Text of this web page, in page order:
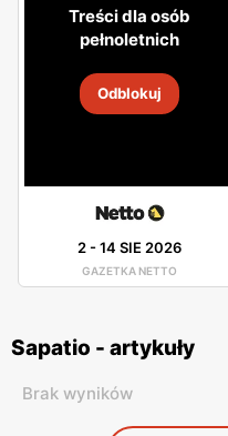
Treści dla osób
pełnoletnich
Odblokuj
2-14 SIE 2026
GAZETKA NETTO
Sapatio - artykuły
Brak wyników